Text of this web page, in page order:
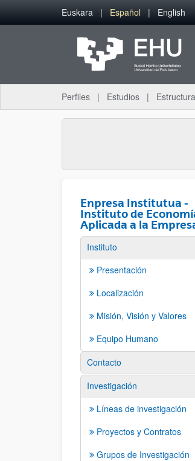
Saltar al contenido principal
Euskara Español English
Perfiles Estudios Estructura
Enpresa Institutua -
Instituto de
Aplicada a la
Instituto
Presentación
Localización
Misión, Visión y Valores
Equipo Humano
Contacto
Investigación
Líneas de investigación
Proyectos y Contratos
Grupos de Investigación